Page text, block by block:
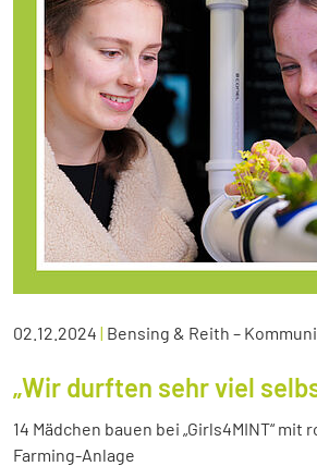
02.12.2024 | Bensing & Reith –
„Wir durften sehr viel
14 Mädchen bauen bei „Girls4MINT“ mit
Farming-Anlage